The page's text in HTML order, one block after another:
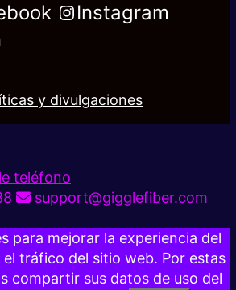
Instagram
y divulgaciones
teléfono
support@gigglefiber.com
para mejorar la experiencia del
el tráfico del sitio web. Por estas
compartir sus datos de uso del